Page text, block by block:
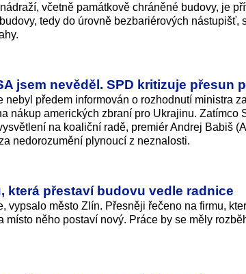
včetně památkově chráněné budovy, je
tedy do úrovně bezbariérových nástupišť,
jsem nevěděl. SPD kritizuje přesun
předem informován o rozhodnutí ministra
nákup amerických zbraní pro Ukrajinu. Zatímco
na koaliční radě, premiér Andrej Babiš
nedorozumění plynoucí z neznalosti.
která přestaví budovu vedle radnice
vypsalo město Zlín. Přesněji řečeno na firmu,
něho postaví nový. Práce by se měly